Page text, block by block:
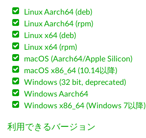
Linux Aarch64 (deb)
Linux Aarch64 (rpm)
Linux x64 (deb)
Linux x64 (rpm)
macOS (Aarch64/Apple Silicon)
macOS x86_64 (10.14以降)
Windows (32 bit, deprecated)
Windows Aarch64
Windows x86_64 (Windows 7以降)
利用できるバージョン